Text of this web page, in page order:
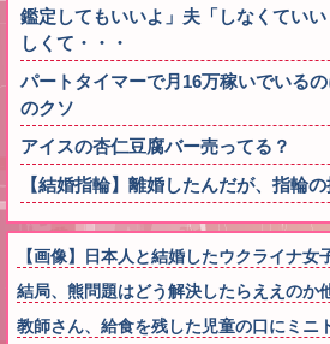
鑑定してもいいよ」夫「しなくてい
しくて・・・
パートタイマーで月16万稼いでいる
のクソ
アイスの杏仁豆腐バー売ってる？
【結婚指輪】離婚したんだが、指輪
【画像】日本人と結婚したウクライナ
結局、熊問題はどう解決したらええのか
教師さん、給食を残した児童の口にミ